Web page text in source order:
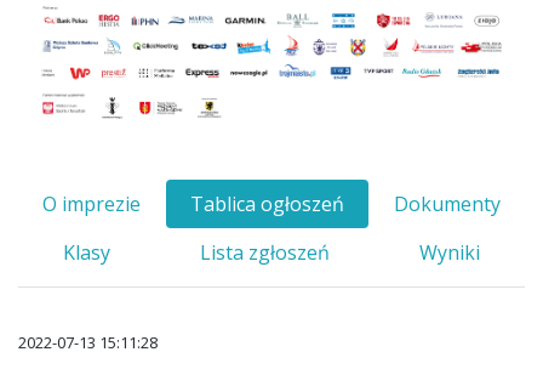
O imprezie Tablica ogłoszeń
Dokumenty
Klasy
Lista zgłoszeń Wyniki
2022-07-13 15:11:28